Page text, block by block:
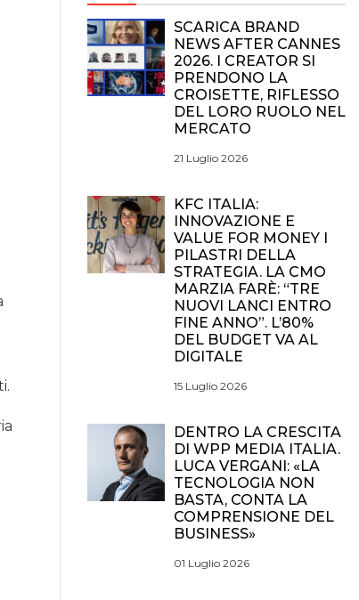
SCARICA BRAND
NEWS AFTER CANNES
2026. I CREATOR SI
PRENDONO LA
CROISETTE, RIFLESSO
DEL LORO RUOLO NEL
MERCATO
21 Luglio 2026
KFC ITALIA:
INNOVAZIONE E
VALUE FOR MONEY I
PILASTRI DELLA
STRATEGIA. LA CMO
MARZIA FARÈ: “TRE
NUOVI LANCI ENTRO
FINE ANNO”. L’80%
DEL BUDGET VA AL
DIGITALE
15 Luglio 2026
DENTRO LA CRESCITA
DI WPP MEDIA ITALIA.
LUCA VERGANI: «LA
TECNOLOGIA NON
BASTA, CONTA LA
COMPRENSIONE DEL
BUSINESS»
01 Luglio 2026